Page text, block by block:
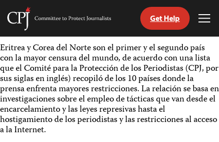
Skip
to
content
Committee
Protect
Journalists
Get Help
Eritrea y Corea del Norte son el primer y el segundo país
con la mayor censura del mundo, de acuerdo con una lista
que el Comité para la Protección de los Periodistas (CPJ, por
sus siglas en inglés) recopiló de los 10 países donde la
prensa enfrenta mayores restricciones. La relación se basa en
investigaciones sobre el empleo de tácticas que van desde el
encarcelamiento y las leyes represivas hasta el
hostigamiento de los periodistas y las restricciones al acceso
a la Internet.